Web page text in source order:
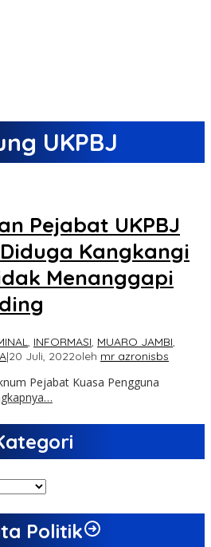
UKPBJ
Pejabat UKPBJ
Kangkangi
Menanggapi
, INFORMASI, MUARO JAMBI,
|20 Juli, 2022oleh mr azronisbs
Pejabat Kuasa Pengguna
Politik